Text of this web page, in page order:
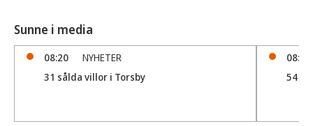
Sunne i media
08:20
NYHETER
31 sålda villor i Torsby
08:19
54